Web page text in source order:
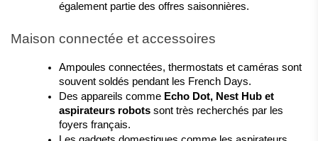
également partie des offres saisonnières.
Maison connectée et accessoires
Ampoules connectées, thermostats et caméras sont
souvent soldés pendant les French Days.
Des appareils comme Echo Dot, Nest Hub et
aspirateurs robots sont très recherchés par les
foyers français.